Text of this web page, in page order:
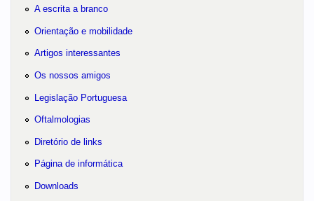
A escrita a branco
Orientação e mobilidade
Artigos interessantes
Os nossos amigos
Legislação Portuguesa
Oftalmologias
Diretório de links
Página de informática
Downloads